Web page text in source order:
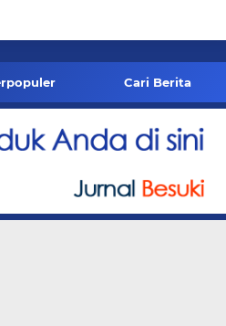
Cari Berita